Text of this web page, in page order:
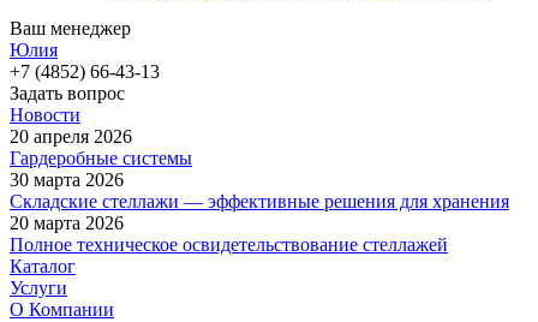
Ваш менеджер
Юлия
+7 (4852) 66-43-13
Задать вопрос
Новости
20 апреля 2026
Гардеробные системы
30 марта 2026
Складские стеллажи — эффективные решения для хранения
20 марта 2026
Полное техническое освидетельствование стеллажей
Каталог
Услуги
О Компании